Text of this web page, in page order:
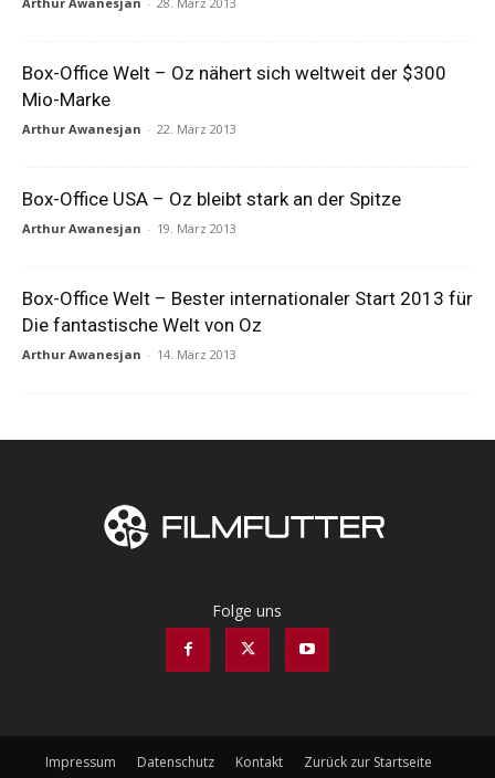
Box-Office Welt – Oz nähert sich weltweit der $300
Mio-Marke
Arthur Awanesjan - 22. März 2013
Box-Office USA – Oz bleibt stark an der Spitze
Arthur Awanesjan - 19. März 2013
Box-Office Welt – Bester internationaler Start 2013 für
Die fantastische Welt von Oz
Arthur Awanesjan - 14. März 2013
Folge uns
Impressum Datenschutz Kontakt
Zurück zur Startseite